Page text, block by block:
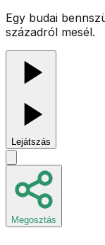
Egy budai
századról mesél.
Lejátszás
Megosztás